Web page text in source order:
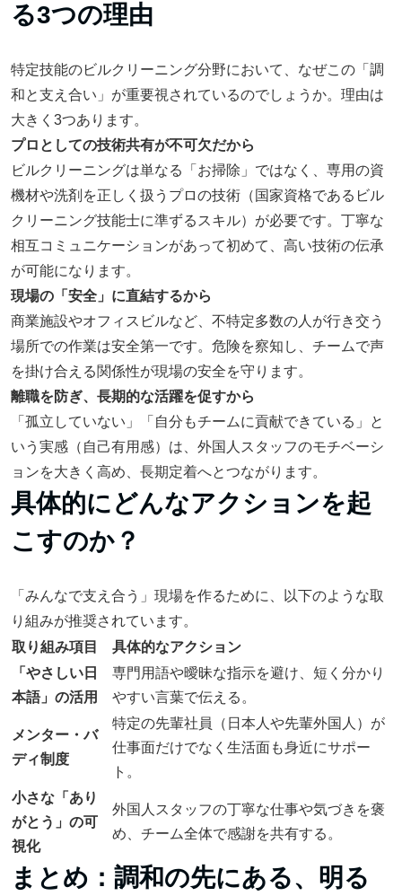
る3つの理由
特定技能のビルクリーニング分野において、なぜこの「調
和と支え合い」が重要視されているのでしょうか。理由は
大きく3つあります。
プロとしての技術共有が不可欠だから
ビルクリーニングは単なる「お掃除」ではなく、専用の資
機材や洗剤を正しく扱うプロの技術（国家資格であるビル
クリーニング技能士に準ずるスキル）が必要です。丁寧な
相互コミュニケーションがあって初めて、高い技術の伝承
が可能になります。
現場の「安全」に直結するから
商業施設やオフィスビルなど、不特定多数の人が行き交う
場所での作業は安全第一です。危険を察知し、チームで声
を掛け合える関係性が現場の安全を守ります。
離職を防ぎ、長期的な活躍を促すから
「孤立していない」「自分もチームに貢献できている」と
いう実感（自己有用感）は、外国人スタッフのモチベーシ
ョンを大きく高め、長期定着へとつながります。
具体的にどんなアクションを起
こすのか？
「みんなで支え合う」現場を作るために、以下のような取
り組みが推奨されています。
取り組み項目
具体的なアクション
「やさしい日
本語」の活用
専門用語や曖昧な指示を避け、短く分かり
やすい言葉で伝える。
メンター・バ
ディ制度
特定の先輩社員（日本人や先輩外国人）が
仕事面だけでなく生活面も身近にサポー
ト。
小さな「あり
がとう」の可
視化
外国人スタッフの丁寧な仕事や気づきを褒
め、チーム全体で感謝を共有する。
まとめ：調和の先にある、明る